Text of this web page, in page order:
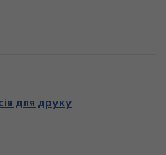
для друку